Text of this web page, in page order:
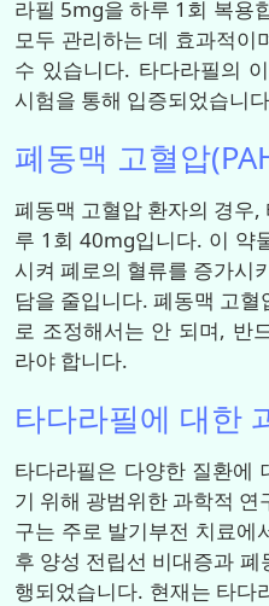
라필 5mg을 하루 1회 복용
모두 관리하는 데 효과적이
수 있습니다. 타다라필의
시험을 통해 입증되었습니
폐동맥 고혈압
폐동맥 고혈압 환자의 경우
루 1회 40mg입니다. 이 약
시켜 폐로의 혈류를 증가시
담을 줄입니다. 폐동맥 고
로 조정해서는 안 되며, 반
라야 합니다.
타다라필에 대한
타다라필은 다양한 질환에
기 위해 광범위한 과학적
구는 주로 발기부전 치료에
후 양성 전립선 비대증과
행되었습니다. 현재는 타다